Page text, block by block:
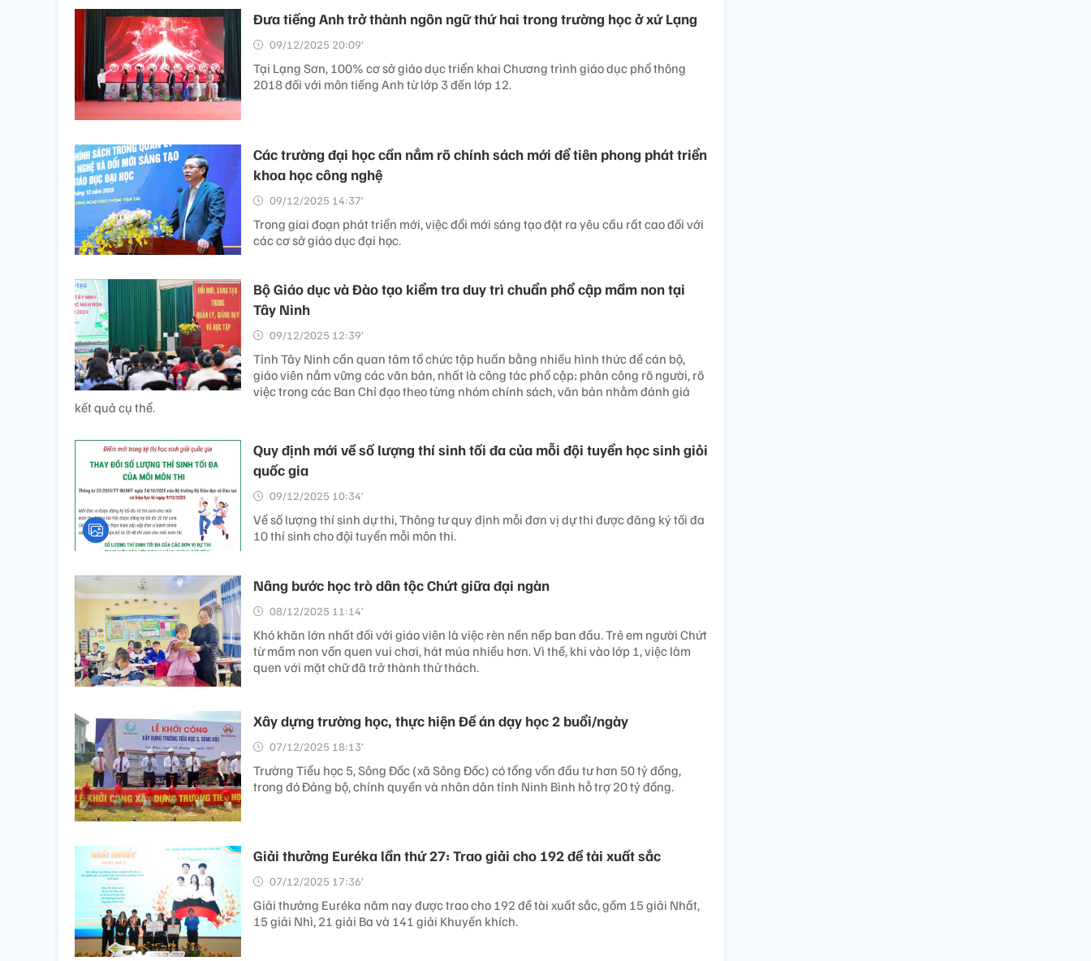
Đưa tiếng Anh trở thành ngôn ngữ thứ hai trong trường học ở xứ Lạng
09/12/2025 20:09’
Tại Lạng Sơn, 100% cơ sở giáo dục triển khai Chương trình giáo dục phổ thông
2018 đối với môn tiếng Anh từ lớp 3 đến lớp 12.
Các trường đại học cần nắm rõ chính sách mới để tiên phong phát triển
khoa học công nghệ
09/12/2025 14:37’
Trong giai đoạn phát triển mới, việc đổi mới sáng tạo đặt ra yêu cầu rất cao đối với
các cơ sở giáo dục đại học.
Bộ Giáo dục và Đào tạo kiểm tra duy trì chuẩn phổ cập mầm non tại
Tây Ninh​
09/12/2025 12:39’
Tỉnh Tây Ninh cần quan tâm tổ chức tập huấn bằng nhiều hình thức để cán bộ,
giáo viên nắm vững các văn bản, nhất là công tác phổ cập; phân công rõ người, rõ
việc trong các Ban Chỉ đạo theo từng nhóm chính sách, văn bản nhằm đánh giá
kết quả cụ thể.
Quy định mới về số lượng thí sinh tối đa của mỗi đội tuyển học sinh giỏi
quốc gia
09/12/2025 10:34’
Về số lượng thí sinh dự thi, Thông tư quy định mỗi đơn vị dự thi được đăng ký tối đa
10 thí sinh cho đội tuyển mỗi môn thi.
Nâng bước học trò dân tộc Chứt giữa đại ngàn
08/12/2025 11:14’
Khó khăn lớn nhất đối với giáo viên là việc rèn nền nếp ban đầu. Trẻ em người Chứt
từ mầm non vốn quen vui chơi, hát múa nhiều hơn. Vì thế, khi vào lớp 1, việc làm
quen với mặt chữ đã trở thành thử thách.
Xây dựng trường học, thực hiện Đề án dạy học 2 buổi/ngày
07/12/2025 18:13’
Trường Tiểu học 5, Sông Đốc (xã Sông Đốc) có tổng vốn đầu tư hơn 50 tỷ đồng,
trong đó Đảng bộ, chính quyền và nhân dân tỉnh Ninh Bình hỗ trợ 20 tỷ đồng.
Giải thưởng Euréka lần thứ 27: Trao giải cho 192 đề tài xuất sắc
07/12/2025 17:36’
Giải thưởng Euréka năm nay được trao cho 192 đề tài xuất sắc, gồm 15 giải Nhất,
15 giải Nhì, 21 giải Ba và 141 giải Khuyến khích.